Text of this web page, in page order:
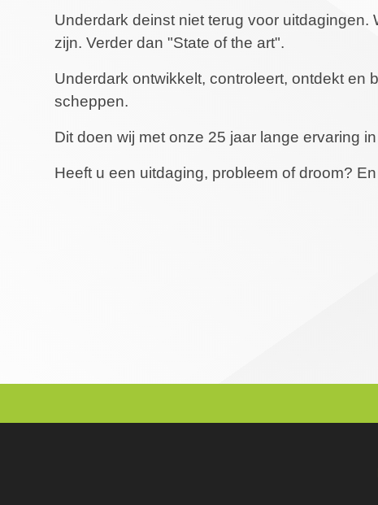
Underdark deinst niet terug voor
zijn. Verder dan "State of the art".
Underdark ontwikkelt, controleert, ontdekt en
scheppen.
Dit doen wij met onze 25 jaar lange ervaring
Heeft u een uitdaging, probleem of droom?